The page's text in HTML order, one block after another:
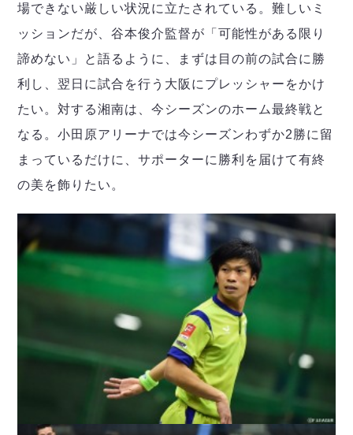
場できない厳しい状況に立たされている。難しいミ
ッションだが、谷本俊介監督が「可能性がある限り
諦めない」と語るように、まずは目の前の試合に勝
利し、翌日に試合を行う大阪にプレッシャーをかけ
たい。対する湘南は、今シーズンのホーム最終戦と
なる。小田原アリーナでは今シーズンわずか2勝に留
まっているだけに、サポーターに勝利を届けて有終
の美を飾りたい。